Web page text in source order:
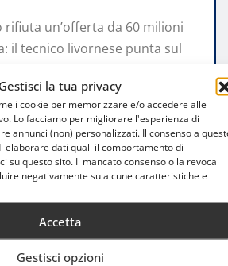
Gestisci la tua privacy
i cookie per memorizzare e/o accedere alle
Lo facciamo per migliorare l'esperienza di
annunci (non) personalizzati. Il consenso a
elaborare dati quali il comportamento di
su questo sito. Il mancato consenso o la revoca
negativamente su alcune caratteristiche e
Accetta
Gestisci opzioni
rifiuta un’offerta da 60 milioni
il tecnico livornese punta sul